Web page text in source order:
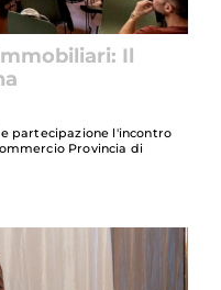
Il
partecipazione l'incontro
Provincia di